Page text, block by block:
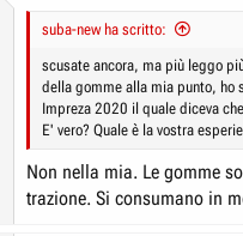
i
n
s
:
suba-new ha scritto:
scusate ancora, ma più leggo
della gomme alla mia punto, ho
Impreza 2020 il quale diceva
E' vero? Quale è la vostra
Non nella mia. Le gomme
trazione. Si consumano in